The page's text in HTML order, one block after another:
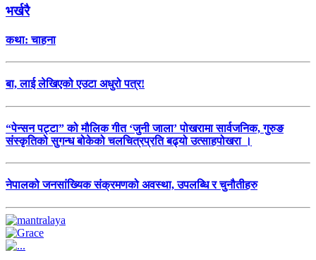
भर्खरै
कथा: चाहना
बा, लाई लेखिएको एउटा अधुरो पत्र!
“पेन्सन पट्टा” को मौलिक गीत ‘जुनी जाला’ पोखरामा सार्वजनिक, गुरुङ
संस्कृतिको सुगन्ध बोकेको चलचित्रप्रति बढ्यो उत्साहपोखरा ।
नेपालको जनसांख्यिक संक्रमणको अवस्था, उपलब्धि र चुनौतीहरु